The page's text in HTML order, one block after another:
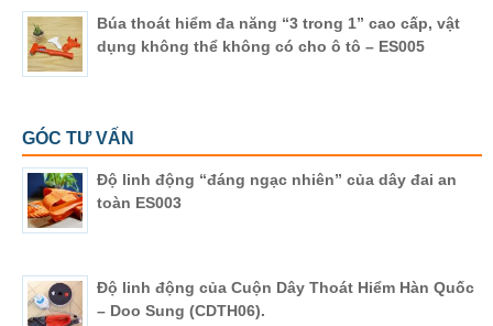
Búa thoát hiểm đa năng “3 trong 1” cao cấp, vật
dụng không thể không có cho ô tô – ES005
GÓC TƯ VẤN
Độ linh động “đáng ngạc nhiên” của dây đai an
toàn ES003
Độ linh động của Cuộn Dây Thoát Hiểm Hàn Quốc
– Doo Sung (CDTH06).